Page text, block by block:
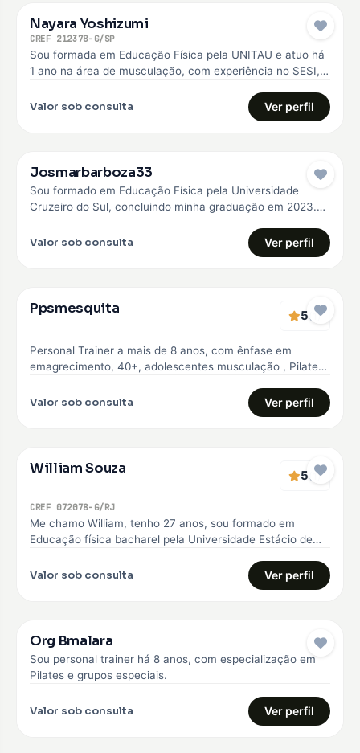
Nayara Yoshizumi
CREF 212378-G/SP
Sou formada em Educação Física pela UNITAU e atuo há
1 ano na área de musculação, com experiência no SESI,…
Valor sob consulta Ver perfil
Josmarbarboza33
Sou formado em Educação Física pela Universidade
Cruzeiro do Sul, concluindo minha graduação em 2023.
Valor sob consulta Ver perfil
Ppsmesquita 5(1)
Personal Trainer a mais de 8 anos, com ênfase em
emagrecimento, 40+, adolescentes musculação , Pilates
Valor sob consulta Ver perfil
William Souza 5(1)
CREF 072078-G/RJ
Me chamo William, tenho 27 anos, sou formado em
Educação física bacharel pela Universidade Estácio de
Valor sob consulta Ver perfil
Org Bmalara
Sou personal trainer há 8 anos, com especialização em
Pilates e grupos especiais.
Valor sob consulta Ver perfil